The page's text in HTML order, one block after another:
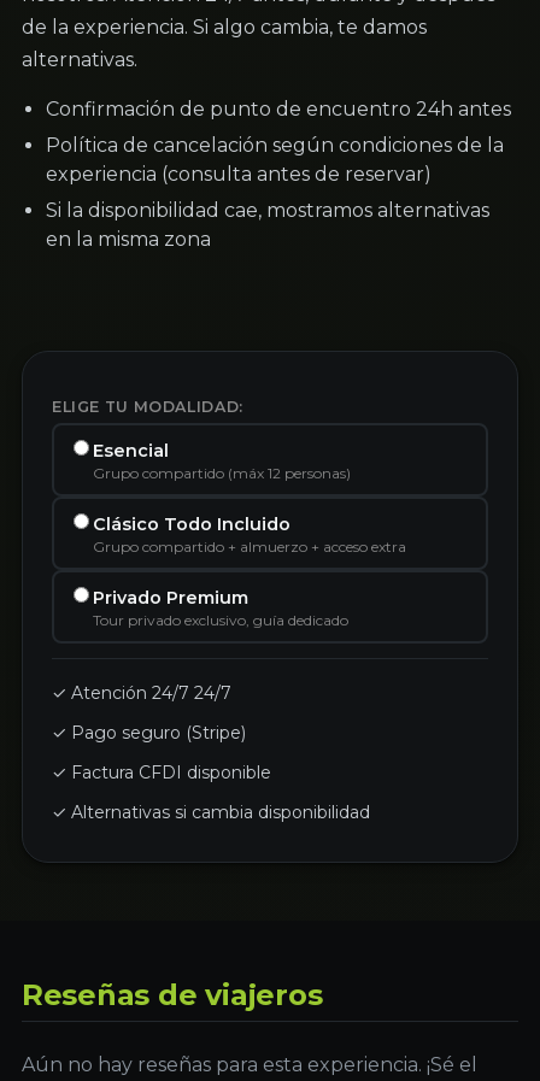
de la experiencia. Si algo cambia, te damos
alternativas.
Confirmación de punto de encuentro 24h antes
Política de cancelación según condiciones de la
experiencia (consulta antes de reservar)
Si la disponibilidad cae, mostramos alternativas
en la misma zona
ELIGE TU MODALIDAD:
Esencial
Grupo compartido (máx 12 personas)
Clásico Todo Incluido
Grupo compartido + almuerzo + acceso extra
Privado Premium
Tour privado exclusivo, guía dedicado
✓ Atención 24/7 24/7
✓ Pago seguro (Stripe)
✓ Factura CFDI disponible
✓ Alternativas si cambia disponibilidad
Reseñas de viajeros
Aún no hay reseñas para esta experiencia. ¡Sé el